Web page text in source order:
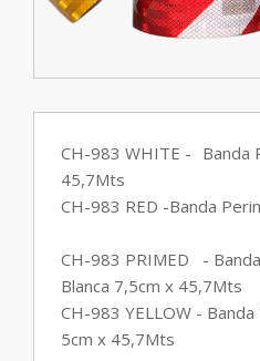
CH-983 WHITE - Banda
45,7Mts
CH-983 RED -Banda
CH-983 PRIMED
-
Blanca 7,5cm x 45,7Mts
CH-983 YELLOW -
5cm x 45,7Mts